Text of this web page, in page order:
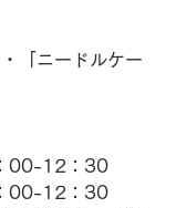
「ニードルケー
00-12：30
00-12：30